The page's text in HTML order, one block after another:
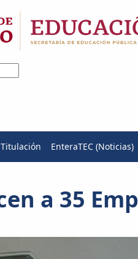
Titulación EnteraTEC (Noticias)
a 35